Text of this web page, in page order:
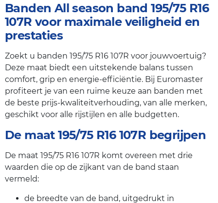
Banden All season band 195/75 R16
107R voor maximale veiligheid en
prestaties
Zoekt u banden 195/75 R16 107R voor jouwvoertuig?
Deze maat biedt een uitstekende balans tussen
comfort, grip en energie-efficiëntie. Bij Euromaster
profiteert je van een ruime keuze aan banden met
de beste prijs-kwaliteitverhouding, van alle merken,
geschikt voor alle rijstijlen en alle budgetten.
De maat 195/75 R16 107R begrijpen
De maat 195/75 R16 107R komt overeen met drie
waarden die op de zijkant van de band staan
vermeld:
de breedte van de band, uitgedrukt in